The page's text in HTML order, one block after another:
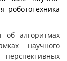
робототехника
об алгоритмах
научного